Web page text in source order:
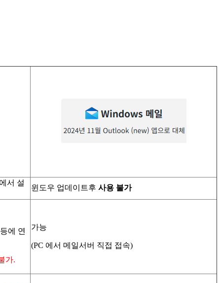
서 설
윈도우 업데이트후 사용 불가
에 연
가.
가능
(PC 에서 메일서버 직접 접속)